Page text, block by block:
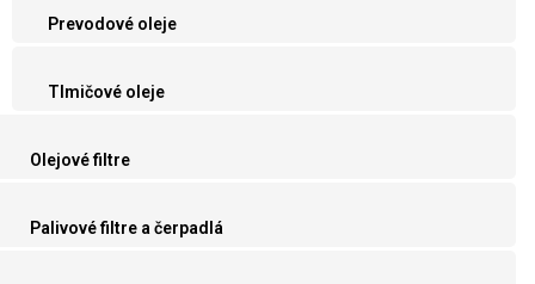
Prevodové oleje
Tlmičové oleje
Olejové filtre
Palivové filtre a čerpadlá